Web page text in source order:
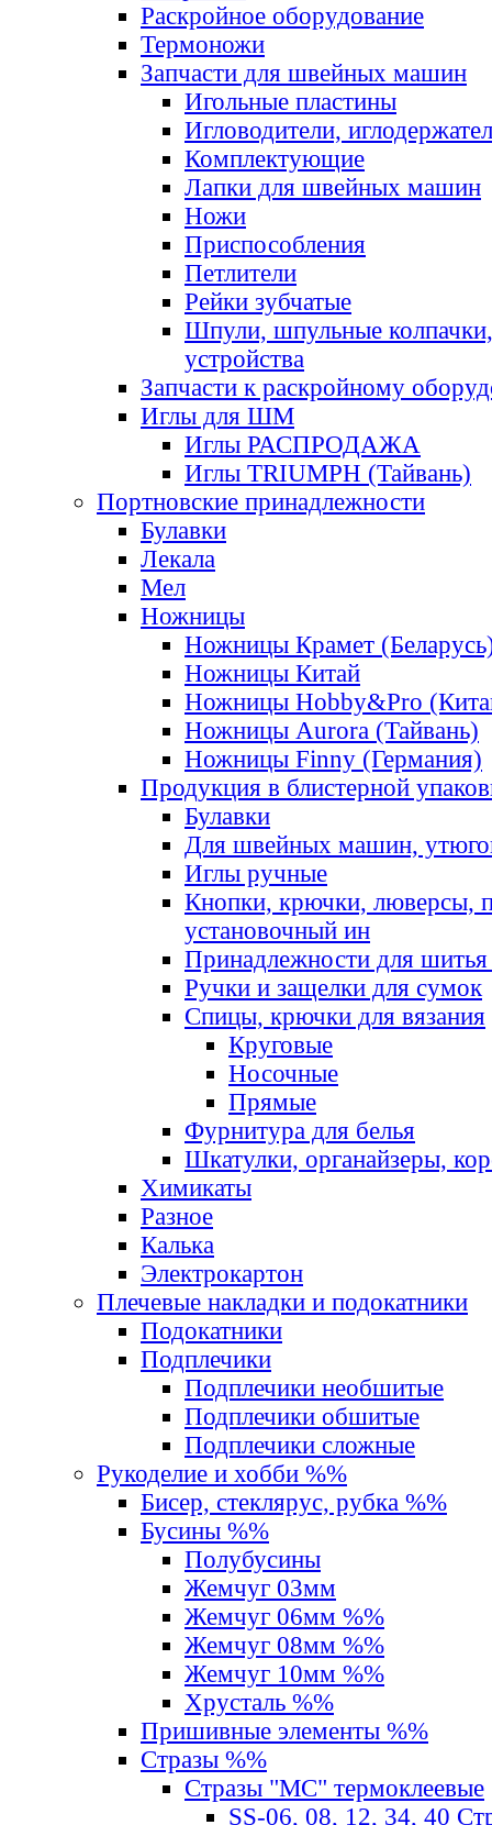
Раскройное оборудование
Термоножи
Запчасти для швейных машин
Игольные пластины
Игловодители,
Комплектующие
Лапки для швейных машин
Ножи
Приспособления
Петлители
Рейки зубчатые
Шпули, шпульные
устройства
Запчасти к раскройному
Иглы для ШМ
Иглы РАСПРОДАЖА
Иглы TRIUMPH (Тайвань)
Портновские принадлежности
Булавки
Лекала
Мел
Ножницы
Ножницы Крамет
Ножницы Китай
Ножницы Hobby&Pro
Ножницы Aurora (Тайвань)
Ножницы Finny (Германия)
Продукция в блистерной
Булавки
Для швейных машин,
Иглы ручные
Кнопки, крючки, люверсы,
установочный ин
Принадлежности для шитья
Ручки и защелки для сумок
Спицы, крючки для вязания
Круговые
Носочные
Прямые
Фурнитура для белья
Шкатулки, органайзеры,
Химикаты
Разное
Калька
Электрокартон
Плечевые накладки и подокатники
Подокатники
Подплечики
Подплечики необшитые
Подплечики обшитые
Подплечики сложные
Рукоделие и хобби %%
Бисер, стеклярус, рубка %%
Бусины %%
Полубусины
Жемчуг 03мм
Жемчуг 06мм %%
Жемчуг 08мм %%
Жемчуг 10мм %%
Хрусталь %%
Пришивные элементы %%
Стразы %%
Стразы "MС" термоклеевые
SS-06, 08, 12, 34, 40